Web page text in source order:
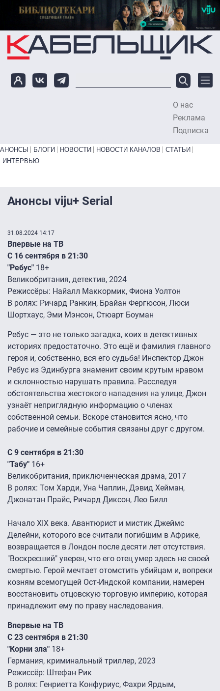
Перейти к основному содержанию
О нас
Реклама
Подписка
Primary links bottom
АНОНСЫ БЛОГИ НОВОСТИ НОВОСТИ КАНАЛОВ
СТАТЬИ
ИНТЕРВЬЮ
Анонсы viju+ Serial
31.08.2024 14:17
Впервые на ТВ
С 16 сентября в 21:30
"Ребус" 18+
Великобритания, детектив, 2024
Режиссёры: Найалл Маккормик, Фиона Уолтон
В ролях: Ричард Ранкин, Брайан Фергюсон, Люси
Шортхаус, Эми Мэнсон, Стюарт Боуман
Ребус — это не только загадка, коих в детективных
историях предостаточно. Это ещё и фамилия главного
героя и, собственно, вся его судьба! Инспектор Джон
Ребус из Эдинбурга знаменит своим крутым нравом
и склонностью нарушать правила. Расследуя
обстоятельства жестокого нападения на улице, Джон
узнаёт неприглядную информацию о членах
собственной семьи. Вскоре становится ясно, что
рабочие и семейные события связаны друг с другом.
С 9 сентября в 21:30
"Табу" 16+
Великобритания, приключенческая драма, 2017
В ролях: Том Харди, Уна Чаплин, Дэвид Хейман,
Джонатан Прайс, Ричард Диксон, Лео Билл
Начало XIX века. Авантюрист и мистик Джеймс
Делейни, которого все считали погибшим в Африке,
возвращается в Лондон после десяти лет отсутствия.
"Воскресший" уверен, что его отец умер здесь не своей
смертью. Герой мечтает отомстить убийцам и, вопреки
козням всемогущей Ост-Индской компании, намерен
восстановить отцовскую торговую империю, которая
принадлежит ему по праву наследования.
Впервые на ТВ
С 23 сентября в 21:30
"Корни зла" 18+
Германия, криминальный триллер, 2023
Режиссёр: Штефан Рик
В ролях: Генриетта Конфуриус, Фахри Ярдым,